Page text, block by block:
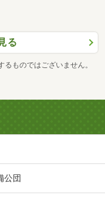
る
ものではございません。
公団